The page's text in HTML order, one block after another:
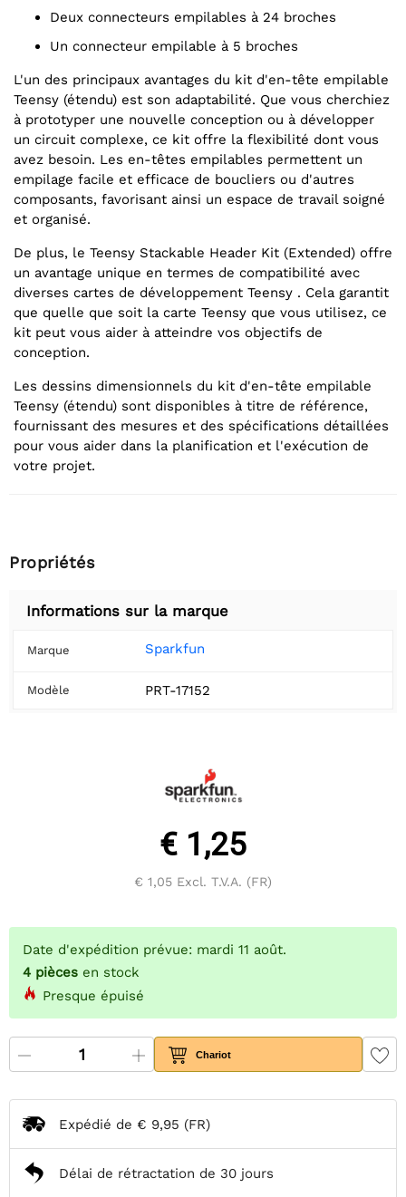
Deux connecteurs empilables à 24 broches
Un connecteur empilable à 5 broches
L'un des principaux avantages du kit d'en-tête empilable
Teensy (étendu) est son adaptabilité. Que vous cherchiez
à prototyper une nouvelle conception ou à développer
un circuit complexe, ce kit offre la flexibilité dont vous
avez besoin. Les en-têtes empilables permettent un
empilage facile et efficace de boucliers ou d'autres
composants, favorisant ainsi un espace de travail soigné
et organisé.
De plus, le Teensy Stackable Header Kit (Extended) offre
un avantage unique en termes de compatibilité avec
diverses cartes de développement Teensy . Cela garantit
que quelle que soit la carte Teensy que vous utilisez, ce
kit peut vous aider à atteindre vos objectifs de
conception.
Les dessins dimensionnels du kit d'en-tête empilable
Teensy (étendu) sont disponibles à titre de référence,
fournissant des mesures et des spécifications détaillées
pour vous aider dans la planification et l'exécution de
votre projet.
Propriétés
Informations sur la marque
Marque Sparkfun
Modèle PRT-17152
€ 1,25
€ 1,05 Excl. T.V.A. (FR)
Date d'expédition prévue: mardi 11 août.
4 pièces en stock
Presque épuisé
Chariot
Expédié de € 9,95 (FR)
Délai de rétractation de 30 jours